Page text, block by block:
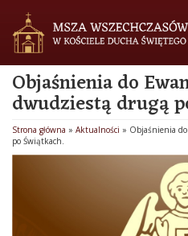
Objaśnienia do
dwudziestą drugą
Strona główna » Aktualności » Objaśnienia
po Świątkach.